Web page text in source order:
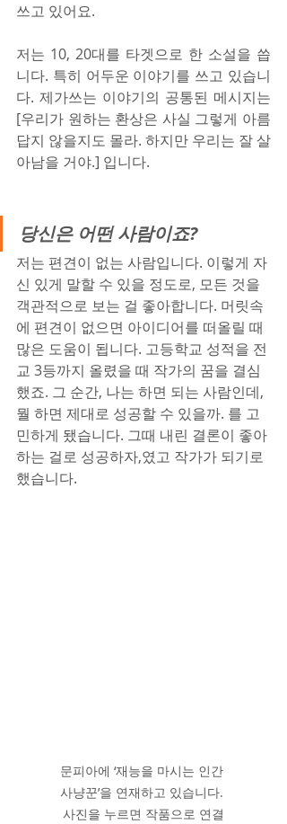
쓰고 있어요.
저는 10, 20대를 타겟으로 한 소설을 씁
니다. 특히 어두운 이야기를 쓰고 있습니
다. 제가쓰는 이야기의 공통된 메시지는
[우리가 원하는 환상은 사실 그렇게 아름
답지 않을지도 몰라. 하지만 우리는 잘 살
아남을 거야.] 입니다.
당신은 어떤 사람이죠?
저는 편견이 없는 사람입니다. 이렇게 자
신 있게 말할 수 있을 정도로, 모든 것을
객관적으로 보는 걸 좋아합니다. 머릿속
에 편견이 없으면 아이디어를 떠올릴 때
많은 도움이 됩니다. 고등학교 성적을 전
교 3등까지 올렸을 때 작가의 꿈을 결심
했죠. 그 순간, 나는 하면 되는 사람인데,
뭘 하면 제대로 성공할 수 있을까. 를 고
민하게 됐습니다. 그때 내린 결론이 좋아
하는 걸로 성공하자,였고 작가가 되기로
했습니다.
문피아에 ‘재능을 마시는 인간
사냥꾼’을 연재하고 있습니다.
사진을 누르면 작품으로 연결